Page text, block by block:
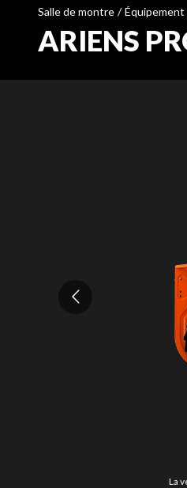
Salle de montre / Équipement
ARIENS
La